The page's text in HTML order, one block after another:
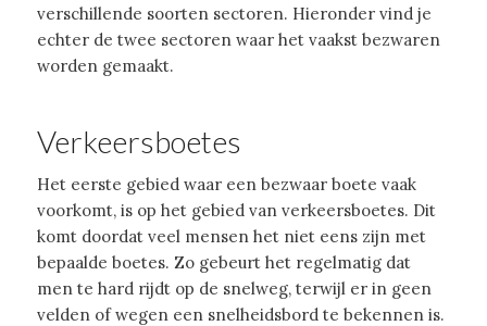
verschillende soorten sectoren. Hieronder vind je
echter de twee sectoren waar het vaakst bezwaren
worden gemaakt.
Verkeersboetes
Het eerste gebied waar een bezwaar boete vaak
voorkomt, is op het gebied van verkeersboetes. Dit
komt doordat veel mensen het niet eens zijn met
bepaalde boetes. Zo gebeurt het regelmatig dat
men te hard rijdt op de snelweg, terwijl er in geen
velden of wegen een snelheidsbord te bekennen is.